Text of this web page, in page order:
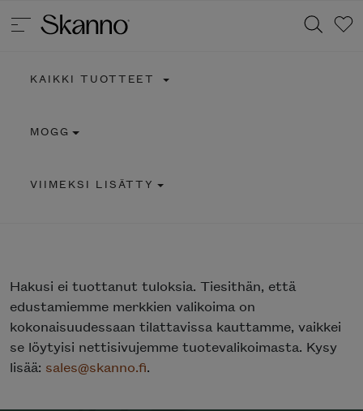
KAIKKI TUOTTEET
MOGG
VIIMEKSI LISÄTTY
Hakusi ei tuottanut tuloksia. Tiesithän, että
edustamiemme merkkien valikoima on
kokonaisuudessaan tilattavissa kauttamme, vaikkei
se löytyisi nettisivujemme tuotevalikoimasta. Kysy
lisää: sales@skanno.fi.